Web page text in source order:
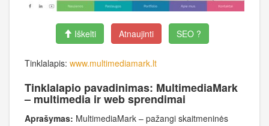
Iškelti Atnaujinti SEO ?
Tinklalapis: www.multimediamark.lt
Tinklalapio pavadinimas: MultimediaMark
– multimedia ir web sprendimai
Aprašymas: MultimediaMark – pažangi skaitmeninės